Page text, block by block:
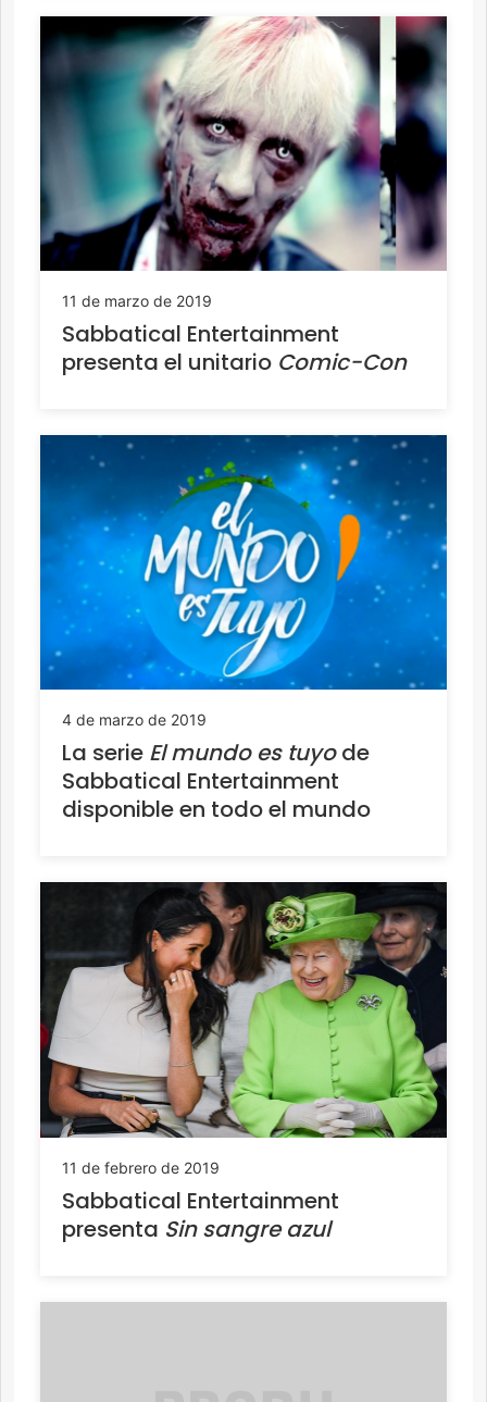
11 de marzo de 2019
Sabbatical Entertainment
presenta el unitario Comic-Con
4 de marzo de 2019
La serie El mundo es tuyode
Sabbatical Entertainment
disponible en todo el mundo
11 de febrero de 2019
Sabbatical Entertainment
presenta Sin sangre azul